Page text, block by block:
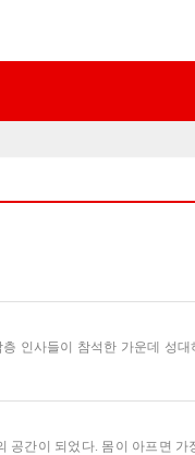
인사들이 참석한 가운데 성대
간이 되었다. 몸이 아프면